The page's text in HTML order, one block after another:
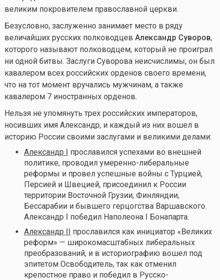
великим покровителем православной церкви.
Безусловно, заслуженно занимает место в ряду
величайших русских полководцев Александр Суворов,
которого называют полководцем, который не проиграл
ни одной битвы. Заслуги Суворова неисчислимы, он был
кавалером всех российских орденов своего времени,
что на тот момент вручались мужчинам, а также
кавалером 7 иностранных орденов.
Нельзя не упомянуть трех российских императоров,
носивших имя Александр, и каждый из них вошел в
историю России своими заслугами и великими делами:
Александр I прославился успехами во внешней
политике, проводил умеренно-либеральные
реформы и провел успешные войны с Турцией,
Персией и Швецией, присоединил к России
территории Восточной Грузии, Финляндии,
Бессарабии и бывшего герцогства Варшавского.
Александр I победил Наполеона I Бонапарта.
Александр II прославился как инициатор «Великих
реформ» — широкомасштабных либеральных
преобразований, и в историографию вошел под
эпитетом Освободитель, так как отменил
крепостное право и победил в Русско-